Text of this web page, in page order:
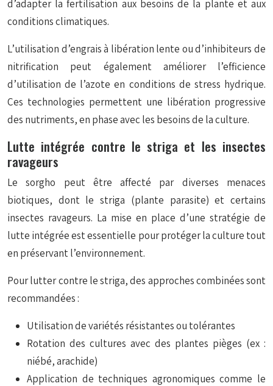
d’adapter la fertilisation aux besoins de la plante et aux
conditions climatiques.
L’utilisation d’engrais à libération lente ou d’inhibiteurs de
nitrification peut également améliorer l’efficience
d’utilisation de l’azote en conditions de stress hydrique.
Ces technologies permettent une libération progressive
des nutriments, en phase avec les besoins de la culture.
Lutte intégrée contre le striga et les insectes
ravageurs
Le sorgho peut être affecté par diverses menaces
biotiques, dont le striga (plante parasite) et certains
insectes ravageurs. La mise en place d’une stratégie de
lutte intégrée est essentielle pour protéger la culture tout
en préservant l’environnement.
Pour lutter contre le striga, des approches combinées sont
recommandées :
Utilisation de variétés résistantes ou tolérantes
Rotation des cultures avec des plantes pièges (ex :
niébé, arachide)
Application de techniques agronomiques comme le